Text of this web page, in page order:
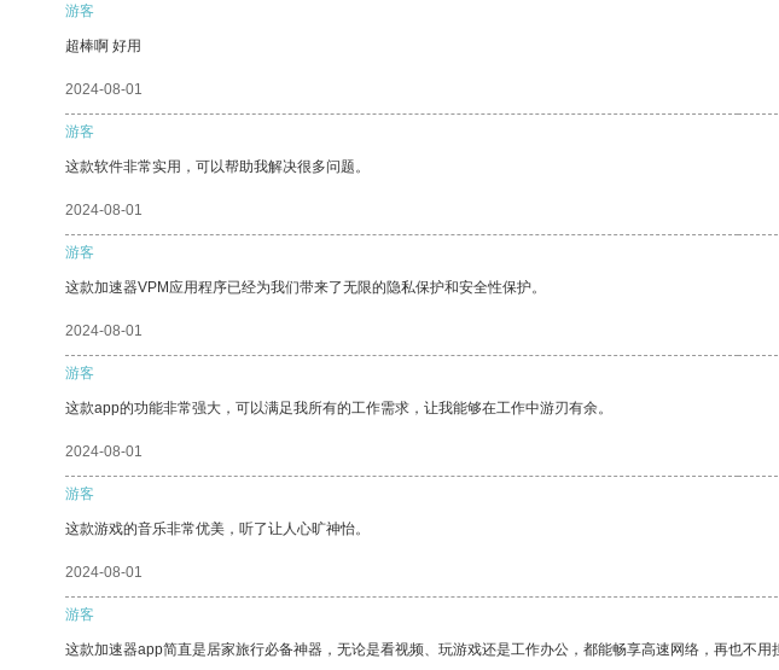
游客
超棒啊 好用
2024-08-01
游客
这款软件非常实用，可以帮助我解决很多问题。
2024-08-01
游客
这款加速器VPM应用程序已经为我们带来了无限的隐私保护和安全性保护。
2024-08-01
游客
这款app的功能非常强大，可以满足我所有的工作需求，让我能够在工作中游刃有余。
2024-08-01
游客
这款游戏的音乐非常优美，听了让人心旷神怡。
2024-08-01
游客
这款加速器app简直是居家旅行必备神器，无论是看视频、玩游戏还是工作办公，都能畅享高速网络，再也不